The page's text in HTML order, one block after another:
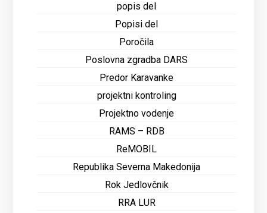
popis del
Popisi del
Poročila
Poslovna zgradba DARS
Predor Karavanke
projektni kontroling
Projektno vodenje
RAMS – RDB
ReMOBIL
Republika Severna Makedonija
Rok Jedlovčnik
RRA LUR